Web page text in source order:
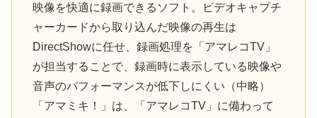
映像を快適に録画できるソフト。ビデオキャプチ
ャーカードから取り込んだ映像の再生は
DirectShowに任せ、録画処理を「アマレコTV」
が担当することで、録画時に表示している映像や
音声のパフォーマンスが低下しにくい（中略）
「アマミキ！」は、「アマレコTV」に備わって